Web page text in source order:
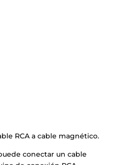
RCA a cable magnético.
conectar un cable